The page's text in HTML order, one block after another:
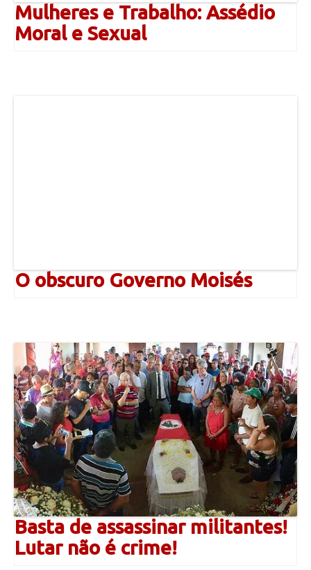
Mulheres e Trabalho: Assédio
Moral e Sexual
O obscuro Governo Moisés
Basta de assassinar militantes!
Lutar não é crime!